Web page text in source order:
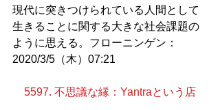
現代に突きつけられている人間として
生きることに関する大きな社会課題の
ように思える。フローニンゲン：
2020/3/5（木）07:21
5597. 不思議な縁：Yantraという店